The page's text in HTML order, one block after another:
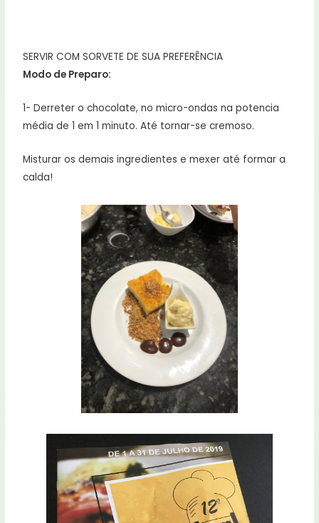
SERVIR COM SORVETE DE SUA PREFERÊNCIA
Modo de Preparo:
1- Derreter o chocolate, no micro-ondas na potencia
média de 1 em 1 minuto. Até tornar-se cremoso.
Misturar os demais ingredientes e mexer até formar a
calda!